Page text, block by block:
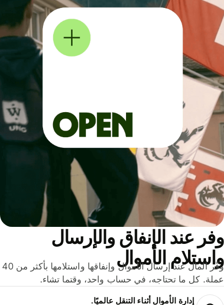
عند الإنفاق والإرسال
الأموال
وفّر المال عند إرسال الأموال وإنفاقها واستلامها بأكثر من 40
كل ما تحتاجه، في حساب واحد، وقتما تشاء.
إدارة الأموال أثناء التنقل عالميًا.